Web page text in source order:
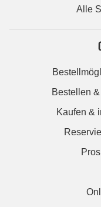
Alle
Bestellen
Kaufen &